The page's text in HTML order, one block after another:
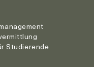
Studierende